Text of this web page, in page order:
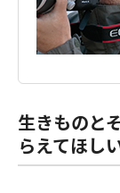
生きものと
らえてほし